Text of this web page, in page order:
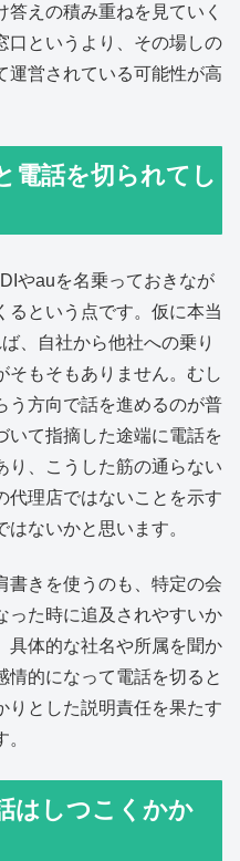
えの積み重ねを見ていく
口というより、その場しの
運営されている可能性が高
電話を切られてし
やauを名乗っておきなが
るという点です。仮に本当
、自社から他社への乗り
そもそもありません。むし
う方向で話を進めるのが普
いて指摘した途端に電話を
り、こうした筋の通らない
代理店ではないことを示す
ないかと思います。
書きを使うのも、特定の会
った時に追及されやすいか
具体的な社名や所属を聞か
情的になって電話を切ると
りとした説明責任を果たす
はしつこくかか